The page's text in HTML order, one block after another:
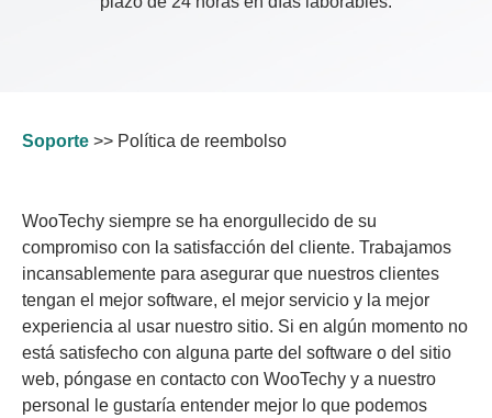
Soporte >> Política de reembolso
WooTechy siempre se ha enorgullecido de su
compromiso con la satisfacción del cliente. Trabajamos
incansablemente para asegurar que nuestros clientes
tengan el mejor software, el mejor servicio y la mejor
experiencia al usar nuestro sitio. Si en algún momento no
está satisfecho con alguna parte del software o del sitio
web, póngase en contacto con WooTechy y a nuestro
personal le gustaría entender mejor lo que podemos